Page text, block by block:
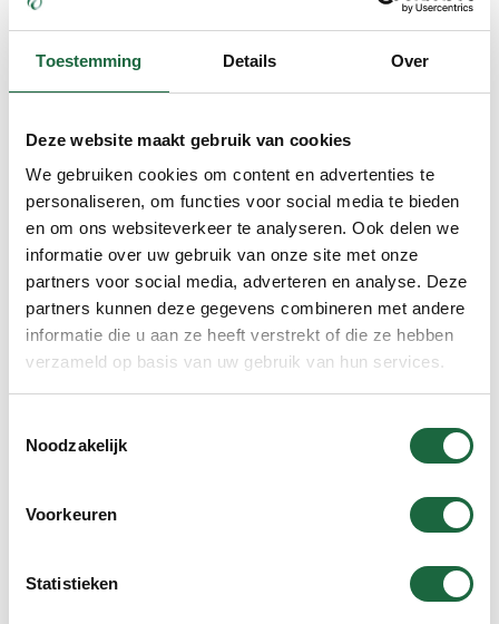
Toestemming Details Over
Deze website maakt gebruik van cookies
We gebruiken cookies om content en advertenties te
personaliseren, om functies voor social media te bieden
en om ons websiteverkeer te analyseren. Ook delen we
informatie over uw gebruik van onze site met onze
partners voor social media, adverteren en analyse. Deze
partners kunnen deze gegevens combineren met andere
informatie die u aan ze heeft verstrekt of die ze hebben
verzameld op basis van uw gebruik van hun services.
Noodzakelijk
Voorkeuren
Statistieken
Meestgekocht
producten en een plezierige persoonlijke service. We zijn
U kunt bellen met De Kurkuma Telefoon : 0598-371025. We
staan u graag te woord.